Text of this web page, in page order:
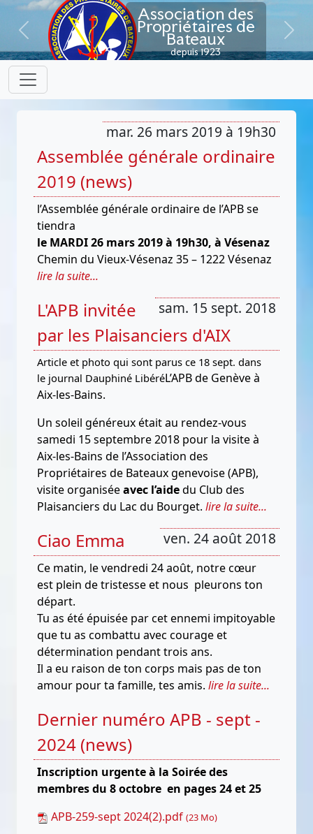
Association des
Propriétaires de
Bateaux
depuis 1923
Previous Next
mar. 26 mars 2019 à 19h30
Assemblée générale ordinaire
2019 (news)
l’Assemblée générale ordinaire de l’APB se
tiendra
le MARDI 26 mars 2019 à 19h30, à Vésenaz
Chemin du Vieux-Vésenaz 35 – 1222 Vésenaz
lire la suite...
sam. 15 sept. 2018
L'APB invitée
par les Plaisanciers d'AIX
Article et photo qui sont parus ce 18 sept. dans
le journal Dauphiné LibéréL’APB de Genève à
Aix-les-Bains.
Un soleil généreux était au rendez-vous
samedi 15 septembre 2018 pour la visite à
Aix-les-Bains de l’Association des
Propriétaires de Bateaux genevoise (APB),
visite organiséeavec l’aidedu Club des
Plaisanciers du Lac du Bourget. lire la suite...
ven. 24 août 2018
Ciao Emma
Ce matin, le vendredi 24 août, notre cœur
est plein de tristesse et nous pleurons ton
départ.
Tu as été épuisée par cet ennemi impitoyable
que tu as combattu avec courage et
détermination pendant trois ans.
Il a eu raison de ton corps mais pas de ton
amour pour ta famille, tes amis. lire la suite...
Dernier numéro APB - sept -
2024 (news)
Inscription urgente à la Soirée des
membres du 8 octobre en pages 24 et 25
APB-259-sept 2024(2).pdf (23 Mo)